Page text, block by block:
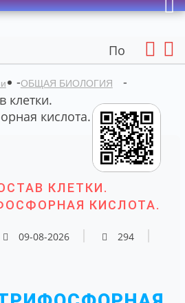
Портал авторских
-ОБЩАЯ БИОЛОГИЯ
-
клетки.
кислота.
КЛЕТКИ.
КИСЛОТА.
09-08-2026
294